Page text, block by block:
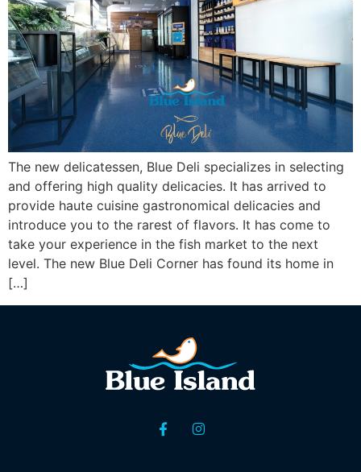
The new delicatessen, Blue Deli specializes in selecting
and offering high quality delicacies. It has arrived to
provide haute cuisine gastronomical delicacies and
introduce you to the rarest of flavors. It has come to
take your experience in the fish market to the next
level. The new Blue Deli Corner has found its home in
[…]